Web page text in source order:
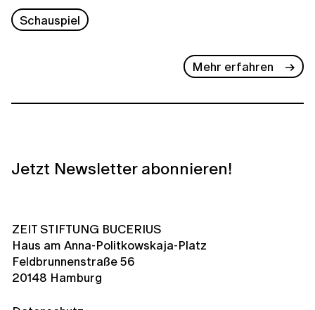
Schauspiel
Mehr erfahren
Jetzt Newsletter abonnieren!
ZEIT STIFTUNG BUCERIUS
Haus am Anna-Politkowskaja-Platz
Feldbrunnenstraße 56
20148 Hamburg